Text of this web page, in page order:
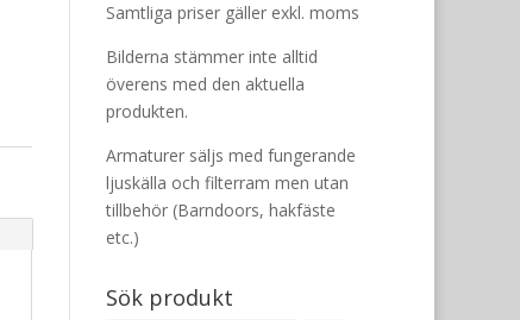
Samtliga priser gäller exkl. moms
Bilderna stämmer inte alltid
överens med den aktuella
produkten.
Armaturer säljs med fungerande
ljuskälla och filterram men utan
tillbehör (Barndoors, hakfäste
etc.)
Sök produkt